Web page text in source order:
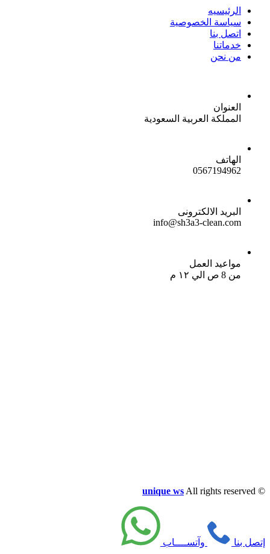
الرئيسيه
سياسة الخصوصية
اتصل بنا
خدماتنا
من نحن
العنوان
المملكة العربية السعودية
الهاتف
0567194962
البريد الالكترونى
info@sh3a3-clean.com
مواعيد العمل
من 8 ص الي ١٢ م
©
unique ws All rights reserved
إتصل بنا وآتســــاب